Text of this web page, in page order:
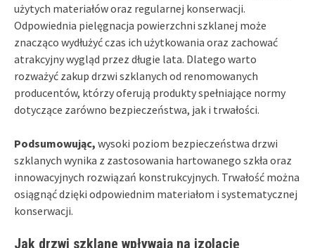
użytych materiałów oraz regularnej konserwacji.
Odpowiednia pielęgnacja powierzchni szklanej może
znacząco wydłużyć czas ich użytkowania oraz zachować
atrakcyjny wygląd przez długie lata. Dlatego warto
rozważyć zakup drzwi szklanych od renomowanych
producentów, którzy oferują produkty spełniające normy
dotyczące zarówno bezpieczeństwa, jak i trwałości.
Podsumowując, wysoki poziom bezpieczeństwa drzwi
szklanych wynika z zastosowania hartowanego szkła oraz
innowacyjnych rozwiązań konstrukcyjnych. Trwałość można
osiągnąć dzięki odpowiednim materiałom i systematycznej
konserwacji.
Jak drzwi szklane wpływają na izolację